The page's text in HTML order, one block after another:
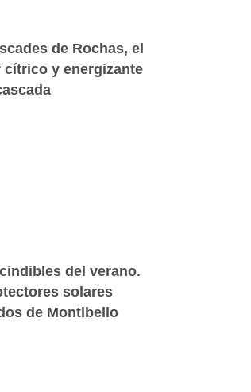
de Rochas, el
cítrico y energizante
del verano.
solares
de Montibello